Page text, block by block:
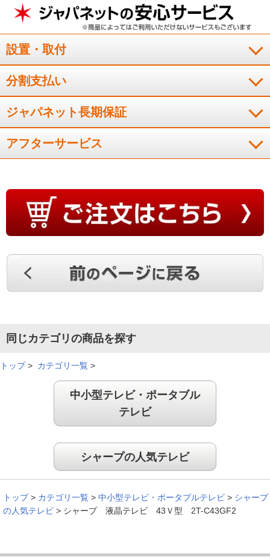
画質も良く、簡単にネットに繋げられました。早速活躍してい
ます！
（山梨県50代M.M様）
画質も音響も良い
画質も良く、音響も安定しています。ネット動画もストレスな
ネット動画が簡単に視聴できる
枠いっぱいの画面で画像も綺麗です。契約しているネット動画
がもリモコン操作一つで快適に視聴できます。
（岐阜県70代W.Y様）
いろんなアプリも入っていて便利。大きさもちょうどいい。
（大阪府50代F.S様）
設置・取付
分割支払い
ジャパネット長期保証
アフターサービス
同じカテゴリの商品を探す
トップ> カテゴリ一覧 >
中小型テレビ・ポータブル
テレビ
シャープの人気テレビ
トップ > カテゴリ一覧 > 中小型テレビ・ポータブルテレビ > シャープ
の人気テレビ > シャープ 液晶テレビ 43Ｖ型 2T-C43GF2